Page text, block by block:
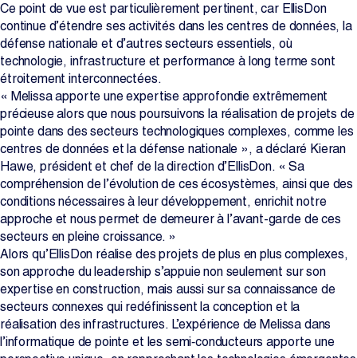
Ce point de vue est particulièrement pertinent, car EllisDon
continue d’étendre ses activités dans les centres de données, la
défense nationale et d’autres secteurs essentiels, où
technologie, infrastructure et performance à long terme sont
étroitement interconnectées.
« Melissa apporte une expertise approfondie extrêmement
précieuse alors que nous poursuivons la réalisation de projets de
pointe dans des secteurs technologiques complexes, comme les
centres de données et la défense nationale », a déclaré Kieran
Hawe, président et chef de la direction d’EllisDon. « Sa
compréhension de l’évolution de ces écosystèmes, ainsi que des
conditions nécessaires à leur développement, enrichit notre
approche et nous permet de demeurer à l’avant-garde de ces
secteurs en pleine croissance. »
Alors qu’EllisDon réalise des projets de plus en plus complexes,
son approche du leadership s’appuie non seulement sur son
expertise en construction, mais aussi sur sa connaissance de
secteurs connexes qui redéfinissent la conception et la
réalisation des infrastructures. L’expérience de Melissa dans
l’informatique de pointe et les semi‑conducteurs apporte une